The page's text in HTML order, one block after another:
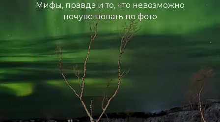
Мифы, правда и то, что невозможно
почувствовать по фото